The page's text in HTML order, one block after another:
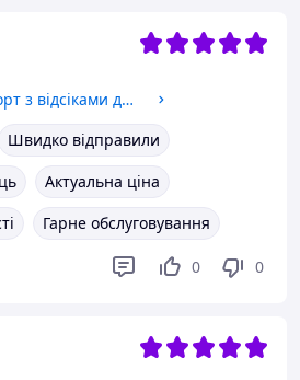
Обкладинка на паспорт з відсіками для кредиток та sim карт з RFID захистом з екошкіри жовта
Швидко відправили
Актуальна ціна
Гарне обслуговування
0 0